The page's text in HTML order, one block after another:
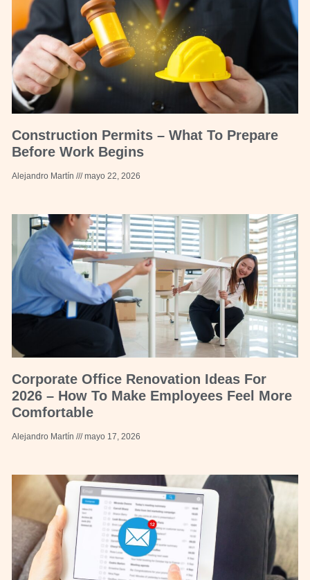
Construction Permits – What To Prepare
Before Work Begins
Alejandro Martín mayo 22, 2026
Corporate Office Renovation Ideas For
2026 – How To Make Employees Feel More
Comfortable
Alejandro Martín mayo 17, 2026